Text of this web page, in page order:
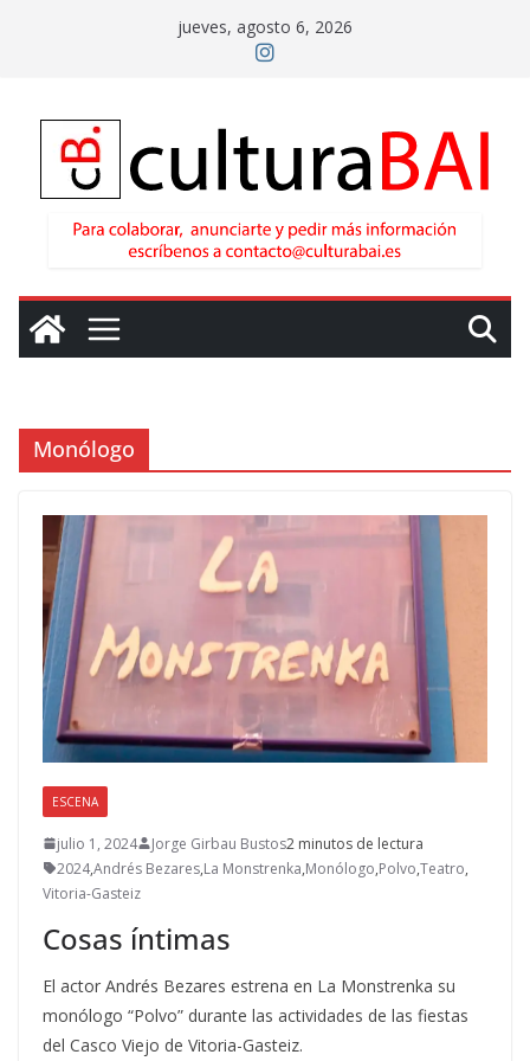
jueves, agosto 6, 2026
Monólogo
ESCENA
julio 1, 2024 Jorge Girbau Bustos2 minutos de lectura
2024,Andrés Bezares,La Monstrenka,Monólogo,Polvo,Teatro,
Vitoria-Gasteiz
Cosas íntimas
El actor Andrés Bezares estrena en La Monstrenka su
monólogo “Polvo” durante las actividades de las fiestas
del Casco Viejo de Vitoria-Gasteiz.